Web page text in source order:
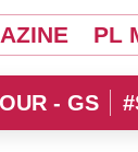
PL
- GS